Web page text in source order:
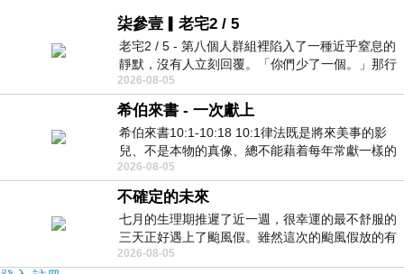
柒參壹▎老宅2 / 5
老宅2 / 5 - 第八個人群組裡陷入了一種近乎窒息的
靜默，沒有人立刻回覆。「你們少了一個。」那行
字像一顆冰冷的鐵釘，硬生生刺進螢
2026-08-05
希伯來書 - 一次獻上
希伯來書10:1-10:18 10:1律法既是將來美事的影
兒、不是本物的真像、總不能藉着每年常獻一樣的
祭物、叫那近前來的人得以完全。 10
2026-08-05
不確定的未來
七月的生理期推遲了近一週，很幸運的最不舒服的
三天正好遇上了颱風假。雖然這次的颱風假放的有
點虛，因為風雨不大，但這也是最想要的
2026-08-05